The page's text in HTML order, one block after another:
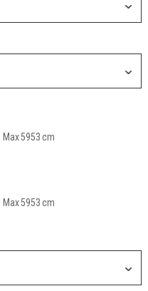
Max5953cm
Max5953cm